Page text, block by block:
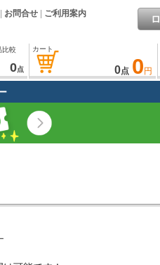
お問合せ ご利用案内
カート
0点 0 円
比較
0点